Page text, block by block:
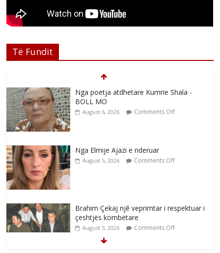
Të Fundit
Nga poetja atdhetare Kumrie Shala -
BOLL MO
August 6, 2026 Comments Off
Nga Elmije Ajazi e nderuar
August 5, 2026 Comments Off
Brahim Çekaj njē veprimtar i respektuar i
çeshtjës kombëtare
August 5, 2026 Comments Off